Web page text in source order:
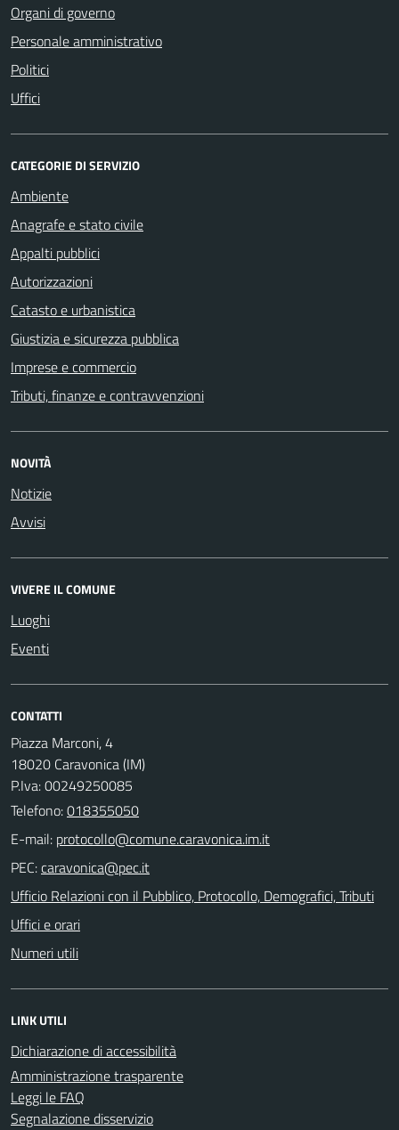
Organi di governo
Personale amministrativo
Politici
Uffici
CATEGORIE DI SERVIZIO
Ambiente
Anagrafe e stato civile
Appalti pubblici
Autorizzazioni
Catasto e urbanistica
Giustizia e sicurezza pubblica
Imprese e commercio
Tributi, finanze e contravvenzioni
NOVITÀ
Notizie
Avvisi
VIVERE IL COMUNE
Luoghi
Eventi
CONTATTI
Piazza Marconi, 4
18020 Caravonica (IM)
P.Iva: 00249250085
Telefono:018355050
E-mail:
PEC:
Ufficio Relazioni con il Pubblico, Protocollo, Demografici, Tributi
Uffici e orari
Numeri utili
LINK UTILI
Dichiarazione di accessibilità
Amministrazione trasparente
Leggi le FAQ
Segnalazione disservizio